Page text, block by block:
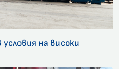
на високи